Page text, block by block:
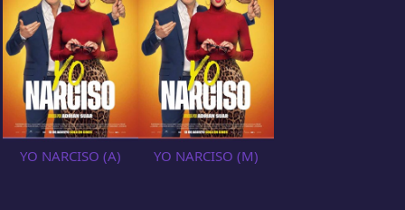
YO NARCISO (A) YO NARCISO (M)